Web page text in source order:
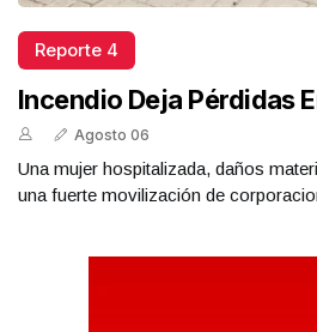
Reporte 4
Incendio Deja Pérdidas
Agosto 06
Una mujer hospitalizada, daños
una fuerte movilización de